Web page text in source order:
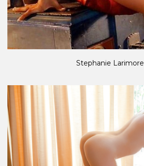
Stephanie Larimore